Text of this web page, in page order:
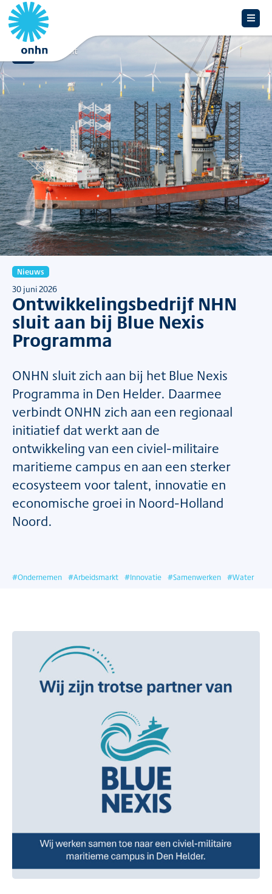
Overzicht
Nieuws
30 juni 2026
Ontwikkelingsbedrijf NHN
sluit aan bij Blue Nexis
Programma
ONHN sluit zich aan bij het Blue Nexis
Programma in Den Helder. Daarmee
verbindt ONHN zich aan een regionaal
initiatief dat werkt aan de
ontwikkeling van een civiel-militaire
maritieme campus en aan een sterker
ecosysteem voor talent, innovatie en
economische groei in Noord-Holland
Noord.
#Ondernemen #Arbeidsmarkt #Innovatie #Samenwerken #Water